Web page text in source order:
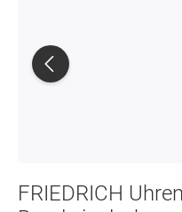
FRIEDRICH